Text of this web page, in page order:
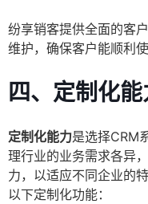
纷享销客提供全面的客
维护，确保客户能顺利使
四、定制化能
定制化能力是选择CRM
理行业的业务需求各异
力，以适应不同企业的
以下定制化功能：